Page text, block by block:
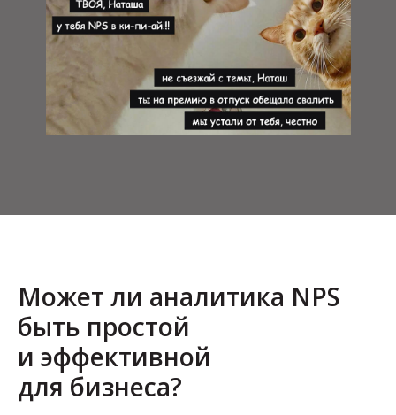
Может ли аналитика NPS
быть простой
и эффективной
для бизнеса?